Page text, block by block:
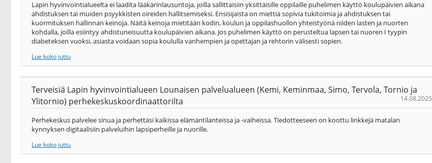
Lapin hyvinvointialueelta ei laadita lääkärinlausuntoja, joilla sallittaisiin yksittäisille oppilaille puhelimen käyttö koulupäivien aikana
ahdistuksen tai muiden psyykkisten oireiden hallitsemiseksi. Ensisijaista on miettiä sopivia tukitoimia ja ahdistuksen tai
kuormituksen hallinnan keinoja. Näitä keinoja mietitään kodin, koulun ja oppilashuollon yhteistyönä niiden lasten ja nuorten
kohdalla, joilla esiintyy ahdistuneisuutta koulupäivien aikana. Jos puhelimen käyttö on perusteltua lapsen tai nuoren I tyypin
diabeteksen vuoksi, asiasta voidaan sopia koululla vanhempien ja opettajan ja rehtorin välisesti sopien.
Lue koko juttu
Terveisiä Lapin hyvinvointialueen Lounaisen palvelualueen (Kemi, Keminmaa, Simo, Tervola, Tornio ja
Ylitornio) perhekeskuskoordinaattorilta
14.08.2025
Perhekeskus palvelee sinua ja perhettäsi kaikissa elämäntilanteissa ja -vaiheissa. Tiedotteeseen on koottu linkkejä matalan
kynnyksen digitaalisiin palveluihin lapsiperheille ja nuorille.
Lue koko juttu